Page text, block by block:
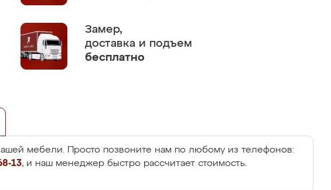
Замер,
доставка и подъем
бесплатно
мебели. Просто позвоните нам по любому из телефонов:
13, и наш менеджер быстро рассчитает стоимость.